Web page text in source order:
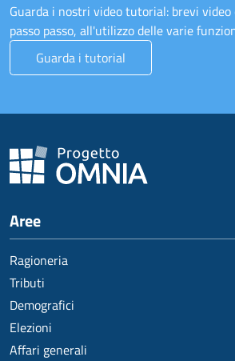
Guarda i nostri video tutorial: brevi
passo passo, all'utilizzo delle varie
Guarda i tutorial
Aree
Ragioneria
Tributi
Demografici
Elezioni
Affari generali